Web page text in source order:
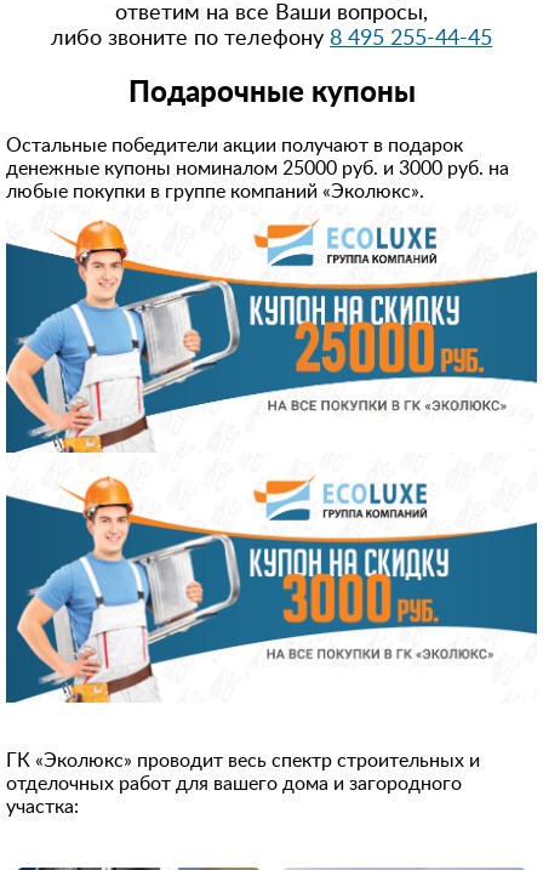
ответим на все Ваши вопросы,
либо звоните по телефону 8 495 255-44-45
Подарочные купоны
Остальные победители акции получают в подарок
денежные купоны номиналом 25000 руб. и 3000 руб. на
любые покупки в группе компаний «Эколюкс».
ГК «Эколюкс» проводит весь спектр строительных и
отделочных работ для вашего дома и загородного
участка: